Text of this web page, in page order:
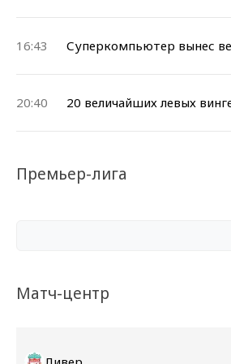
16:43 Суперкомпьютер вынес
20:40 20 величайших левых
Премьер-лига
Матч-центр